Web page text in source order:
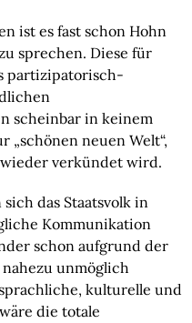
ist es fast schon Hohn
sprechen. Diese für
partizipatorisch-
scheinbar in keinem
neuen Welt“,
verkündet wird.
das Staatsvolk in
Kommunikation
schon aufgrund der
unmöglich
kulturelle und
die totale